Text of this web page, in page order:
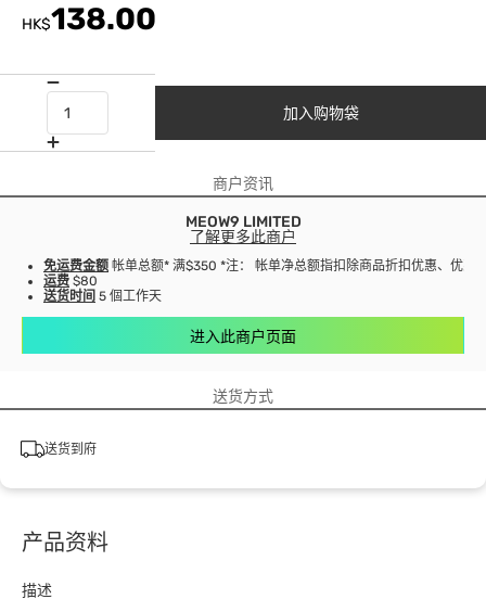
HK$138.00
加入购物袋
商户资讯
MEOW9 LIMITED
了解更多此商户
免运费金额 帐单总额* 满$350 *注： 帐单净总额指扣除商品折扣优惠、优惠
运费 $80
送货时间 5 個工作天
进入此商户页面
送货方式
送货到府
产品资料
描述